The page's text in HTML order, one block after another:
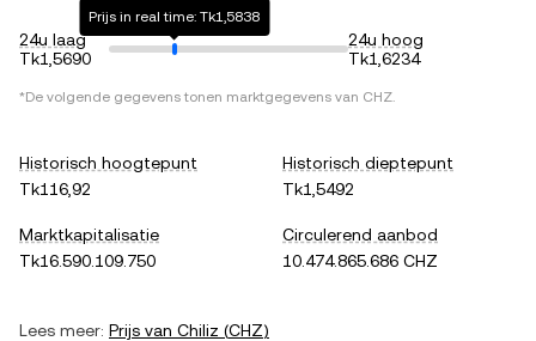
24u laag
Tk1,5690
Prijs in real time: Tk1,5838
24u hoog
Tk1,6234
*De volgende gegevens tonen marktgegevens van CHZ.
Historisch hoogtepunt
Tk116,92
Historisch dieptepunt
Tk1,5492
Marktkapitalisatie
Tk16.590.109.750
Circulerend aanbod
10.474.865.686 CHZ
Lees meer: Prijs van Chiliz (CHZ)